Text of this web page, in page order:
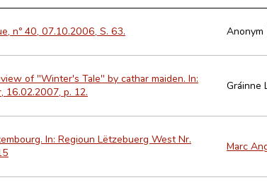
nº 40, 07.10.2006, S. 63. Anonym
of "Winter's Tale" by cathar maiden. In:
16.02.2007, p. 12.
Gráinne
In: Regioun Lëtzebuerg West Nr.
Marc